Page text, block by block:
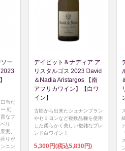
ー
当た
紅
なフ
リ
実、
りが
ニン
デイビット＆ナディア ア
リスタルゴス 2023 David
＆Nadia Aristargos 【南
アフリカワイン】【白ワ
イン】
古樹から出来たシュナンブラン
やセミヨンなど複数品種を使用
した柔らかく美しい複雑なブレ
ンド白ワイン！
5,300円(税込5,830円)